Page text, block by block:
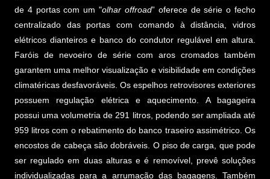
de 4 portas com um "olhar offroad” oferece de série o fecho
centralizado das portas com comando à distância, vidros
elétricos dianteiros e banco do condutor regulável em altura.
Faróis de nevoeiro de série com aros cromados também
garantem uma melhor visualização e visibilidade em condições
climatéricas desfavoráveis. Os espelhos retrovisores exteriores
possuem regulação elétrica e aquecimento. A bagageira
possui uma volumetria de 291 litros, podendo ser ampliada até
959 litros com o rebatimento do banco traseiro assimétrico. Os
encostos de cabeça são dobráveis. O piso de carga, que pode
ser regulado em duas alturas e é removível, prevê soluções
individualizadas para a arrumação das bagagens. Também